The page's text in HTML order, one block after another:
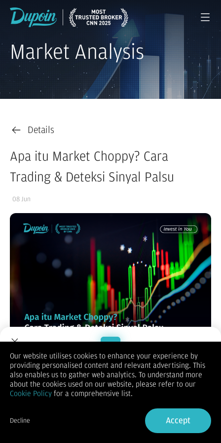
Market Analysis
Details
Apa itu Market Choppy? Cara
Trading & Deteksi Sinyal Palsu
08 Jun
Menghadapi kondisi market choppy sering kali menjadi mimpi
buruk bagi para trader, terutama bagi mereka yang terbiasa
menggunakan strategi trend following. Kondisi pasar yang
bergerak "acak" tanpa arah tren yang jelas ini tidak hanya
memicu munculnya banyak sinyal palsu (false signals), tetapi
Untuk menavigasi ketidakpastian ini, memahami struktur pasar
melalui alat bantu teknikal seperti Choppiness Index dan Chop
Welcome to Dupoin.
Trade with a Trusted Broker
Sign in
Our website utilises cookies to enhance your experience by
providing personalised content and relevant advertising. This
also enables us to gather web analytics. To understand more
about the cookies used on our website, please refer to our
Cookie Policy for a comprehensive list.
Decline Accept